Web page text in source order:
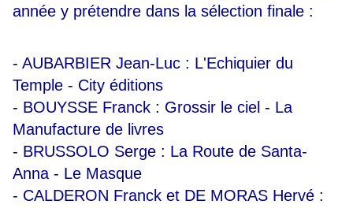
année y prétendre dans la sélection finale :
- AUBARBIER Jean-Luc : L'Echiquier du
Temple - City éditions
- BOUYSSE Franck : Grossir le ciel - La
Manufacture de livres
- BRUSSOLO Serge : La Route de Santa-
Anna - Le Masque
- CALDERON Franck et DE MORAS Hervé :